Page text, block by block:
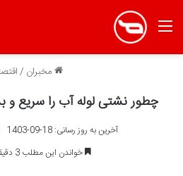
منو
مخبران /
چطور نشتی لوله آب را سریع و
آخرین به روز رسانی: 18-09-1403
خواندن این مطلب 3 دقیقه زمان میبرد